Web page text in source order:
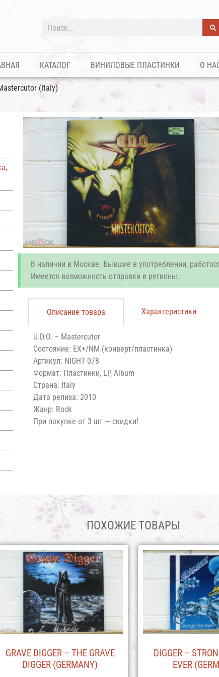
КАТАЛОГ ВИНИЛОВЫЕ ПЛАСТИНКИ О
(Italy)
В наличии в Москве. Бывшие в употреблении,
Имеется возможность отправки в регионы.
Описание товара Характеристики
U.D.O. – Mastercutor
Состояние: EX+/NM (конверт/пластинка)
Артикул: NIGHT 078
Формат: Пластинки, LP, Album
Страна: Italy
Дата релиза: 2010
Жанр: Rock
При покупке от 3 шт — скидки!
ПОХОЖИЕ ТОВАРЫ
GRAVE DIGGER – THE GRAVE
DIGGER (GERMANY)
DIGGER –
EVER